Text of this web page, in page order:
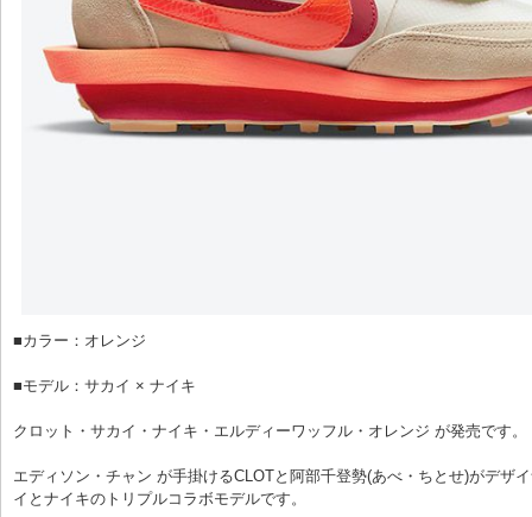
■カラー：オレンジ
■モデル：サカイ × ナイキ
クロット・サカイ・ナイキ・エルディーワッフル・オレンジ が発売です。
エディソン・チャン が手掛けるCLOTと阿部千登勢(あべ・ちとせ)がデザ
イとナイキのトリプルコラボモデルです。